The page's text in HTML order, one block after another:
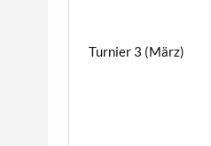
Turnier 3 (März)